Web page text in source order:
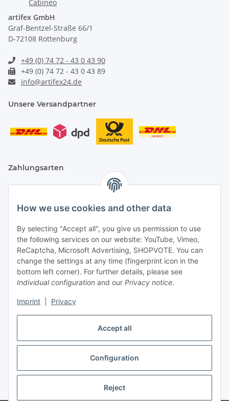
Accept all
Configuration
Reject
How we use cookies and other data
By selecting "Accept all", you give us permission to use
the following services on our website: YouTube, Vimeo,
ReCaptcha, Microsoft Advertising, SHOPVOTE. You can
change the settings at any time (fingerprint icon in the
bottom left corner). For further details, please see
Individual configuration and our Privacy notice.
Imprint Privacy
Cabineo
artifex GmbH
Graf-Bentzel-Straße 66/1
D-72108 Rottenburg
+49 (0) 74 72 - 43 0 43 90
+49 (0) 74 72 - 43 0 43 89
info@artifex24.de
Unsere Versandpartner
Zahlungsarten
Vertriebspartner
shipping fees